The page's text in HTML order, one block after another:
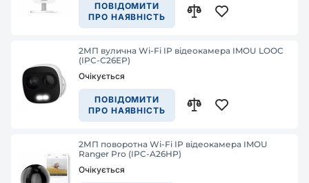
ПОВІДОМИТИ
ПРО НАЯВНІСТЬ
2МП вулична Wi-Fi IP відеокамера IMOU LOOC
(IPC-C26EP)
Очікується
ПОВІДОМИТИ
ПРО НАЯВНІСТЬ
2МП поворотна Wi-Fi IP відеокамера IMOU
Ranger Pro (IPC-A26HP)
Очікується